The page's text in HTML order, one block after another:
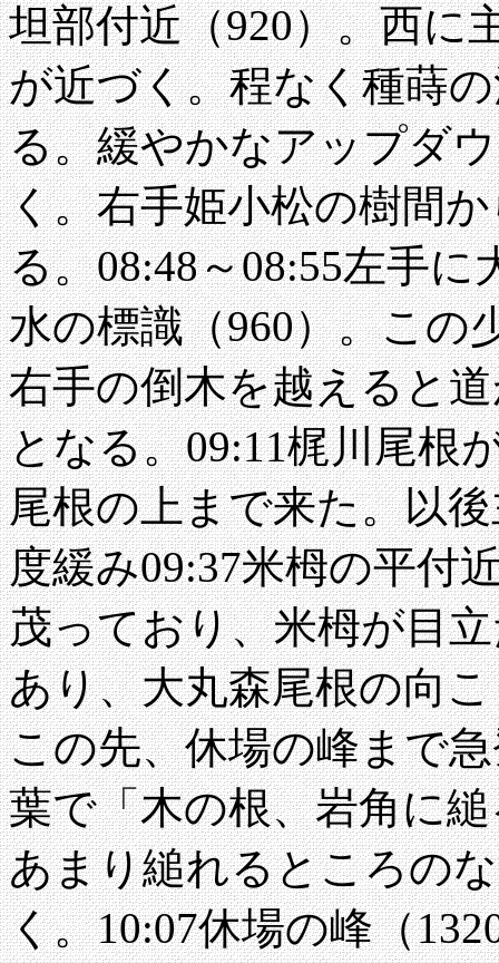
坦部付近（920）。西に
が近づく。程なく種蒔
る。緩やかなアップダ
く。右手姫小松の樹間
る。08:48～08:55左手
水の標識（960）。この
右手の倒木を越えると
となる。09:11梶川尾根
尾根の上まで来た。以
度緩み09:37米栂の平付
茂っており、米栂が目
あり、大丸森尾根の向
この先、休場の峰まで
葉で「木の根、岩角に
あまり縋れるところの
く。10:07休場の峰（